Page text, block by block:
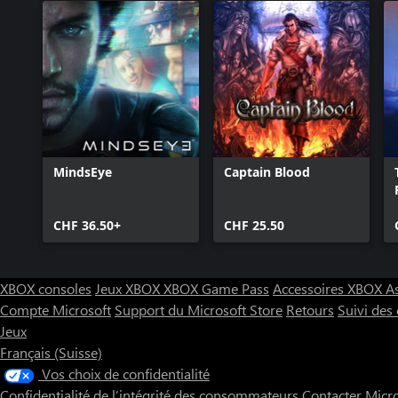
MindsEye
CHF 36.50+
Captain Blood
CHF 25.50
XBOX consoles Jeux XBOXXBOX Game Pass Accessoires XBOX
Compte Microsoft Support du Microsoft Store Retours Suivi des
Jeux
Français (Suisse)
Vos choix de confidentialité